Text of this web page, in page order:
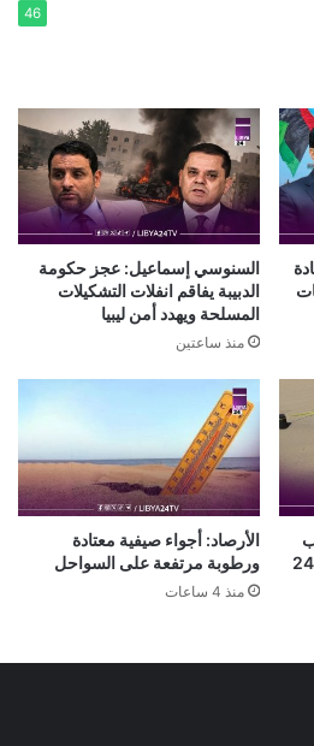
46
السنوسي إسماعيل: عجز حكومة
الدبيبة يفاقم انفلات التشكيلات
المسلحة ويهدد أمن ليبيا
منذ ساعتين
بخط «الزقوط- السدرة» خلال 24
الأرصاد: أجواء صيفية معتادة
ورطوبة مرتفعة على السواحل
منذ 4 ساعات